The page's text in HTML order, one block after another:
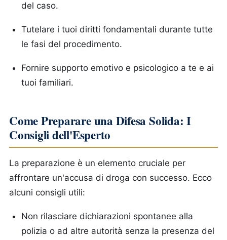
del caso.
Tutelare i tuoi diritti fondamentali durante tutte
le fasi del procedimento.
Fornire supporto emotivo e psicologico a te e ai
tuoi familiari.
Come Preparare una Difesa Solida: I
Consigli dell'Esperto
La preparazione è un elemento cruciale per
affrontare un'accusa di droga con successo. Ecco
alcuni consigli utili:
Non rilasciare dichiarazioni spontanee alla
polizia o ad altre autorità senza la presenza del